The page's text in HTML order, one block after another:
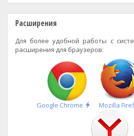
Расширения
Для более удобной работы с
расширения для браузеров:
Google Chrome
Быстрая
установка
Mozilla